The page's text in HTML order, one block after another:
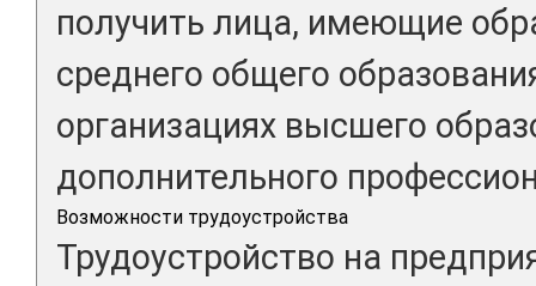
получить лица, имеющие
среднего общего
организациях высшего
дополнительного
Возможности трудоустройства
Трудоустройство на